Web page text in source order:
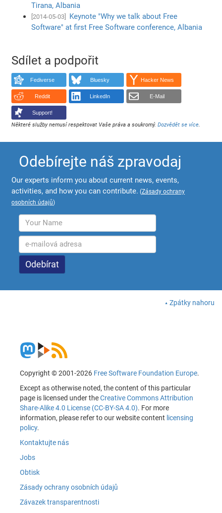
Tirana, Albania
[2014-05-03]
Keynote "Why we talk about Free
Software" at first Free Software conference, Albania
Sdílet a podpořit
Fediverse Bluesky Hacker News
Reddit LinkedIn E-Mail
Support!
Některé služby nemusí respektovat Vaše práva a soukromý.Dozvědět se více.
Odebírejte náš zpravodaj
Our experts inform you about current news, events,
activities, and how you can contribute. (Zásady ochrany
osobních údajů)
Zpátky nahoru
Copyright © 2001-2026 Free Software Foundation Europe.
Except as otherwise noted, the content of this particular
page is licensed under theCreative Commons Attribution
Share-Alike 4.0 License (CC-BY-SA 4.0). For more
information, please refer to our website content licensing
policy.
Kontaktujte nás
Jobs
Obtisk
Zásady ochrany osobních údajů
Závazek transparentnosti